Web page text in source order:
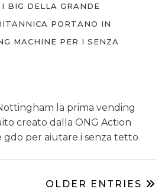
BIG DELLA GRANDE
PORTANO IN
MACHINE PER I SENZA
la prima vending
creato dalla ONG Action
per aiutare i senza tetto
OLDER ENTRIES